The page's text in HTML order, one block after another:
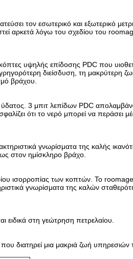
τον εσωτερικό και εξωτερικό
αρκετά λόγω του σχεδίου του
υψηλής επίδοσης PDC που
διείσδυση, τη μακρύτερη
βράχου.
3 μπιτ λεπίδων PDC
ότι το νερό μπορεί να περάσει
γνωρίσματα της καλής
στον ημίσκληρο βράχο.
ισορροπίας των κοπτών. Το roomage
γνωρίσματα της καλών
ειδικά στη γεώτρηση πετρελαίου.
διατηρεί μια μακριά ζωή